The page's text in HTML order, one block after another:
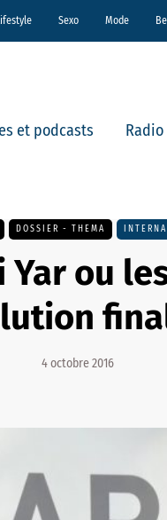
Sexo Mode
et podcasts Radio
DOSSIER - THEMA
Yar ou
4 octobre 2016